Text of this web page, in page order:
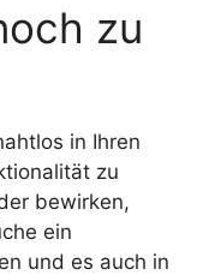
zu
in Ihren
zu
bewirken,
ein
und es auch in